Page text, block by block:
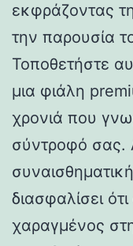
εκφράζοντας
την παρουσία
Τοποθετήστε
μια φιάλη
χρονιά που
σύντροφό σας.
διασφαλίσει
χαραγμένος